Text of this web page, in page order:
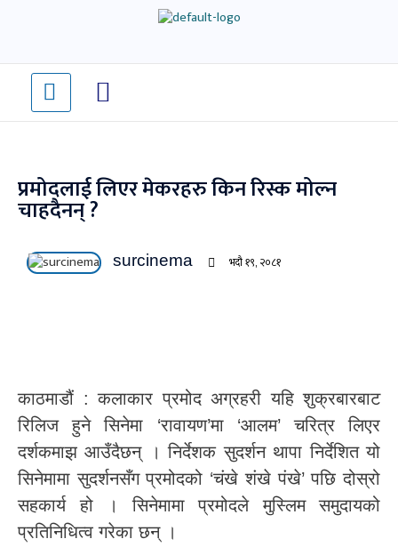
प्रमोदलाई लिएर मेकरहरु किन रिस्क मोल्न
चाहदैनन् ?
surcinema भदौ १९, २०८१
काठमाडौं : कलाकार प्रमोद अग्रहरी यहि शुक्रबारबाट
रिलिज हुने सिनेमा ‘रावायण’मा ‘आलम’ चरित्र लिएर
दर्शकमाझ आउँदैछन् । निर्देशक सुदर्शन थापा निर्देशित यो
सिनेमामा सुदर्शनसँग प्रमोदको ‘चंखे शंखे पंखे’ पछि दोस्रो
सहकार्य हो । सिनेमामा प्रमोदले मुस्लिम समुदायको
प्रतिनिधित्व गरेका छन् ।